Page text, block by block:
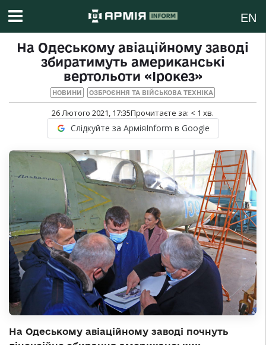
EN
На Одеському авіаційному заводі
збиратимуть американські
вертольоти «Ірокез»
НОВИНИ ОЗБРОЄННЯ ТА ВІЙСЬКОВА ТЕХНІКА
26 Лютого 2021, 17:35Прочитаєте за: < 1 хв.
Слідкуйте за АрміяInform в Google
На Одеському авіаційному заводі почнуть